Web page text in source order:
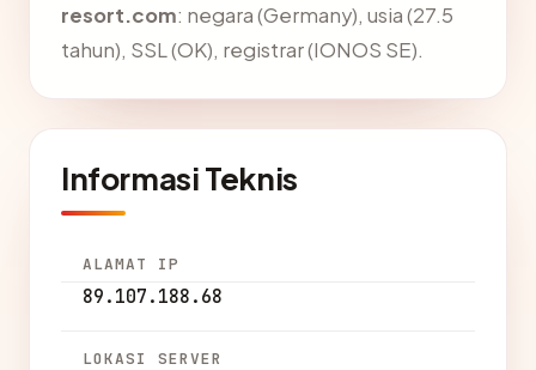
resort.com: negara (Germany), usia (27.5
tahun), SSL (OK), registrar (IONOS SE).
Informasi Teknis
ALAMAT IP
89.107.188.68
LOKASI SERVER